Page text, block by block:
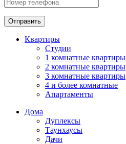
Отправить
Квартиры
Студии
1 комнатные квартиры
2 комнатные квартиры
3 комнатные квартиры
4 и более комнатные
Апартаменты
Дома
Дуплексы
Таунхаусы
Дачи